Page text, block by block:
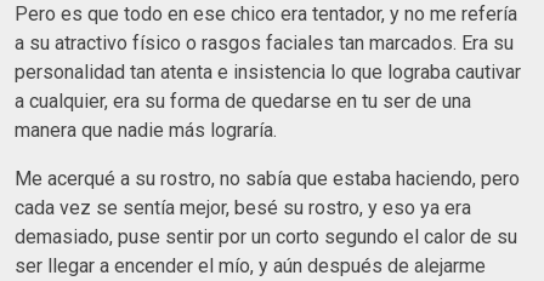
Pero es que todo en ese chico era tentador, y no me refería
a su atractivo físico o rasgos faciales tan marcados. Era su
personalidad tan atenta e insistencia lo que lograba cautivar
a cualquier, era su forma de quedarse en tu ser de una
manera que nadie más lograría.
Me acerqué a su rostro, no sabía que estaba haciendo, pero
cada vez se sentía mejor, besé su rostro, y eso ya era
demasiado, puse sentir por un corto segundo el calor de su
ser llegar a encender el mío, y aún después de alejarme